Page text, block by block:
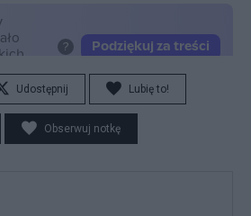
Udostępnij Lubię to!
Obserwuj notkę